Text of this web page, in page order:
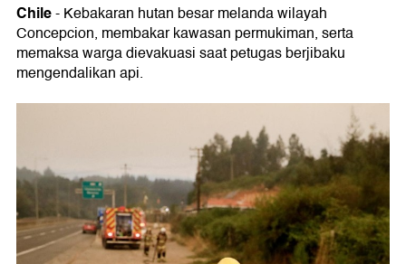
Chile- Kebakaran hutan besar melanda wilayah
Concepcion, membakar kawasan permukiman, serta
memaksa warga dievakuasi saat petugas berjibaku
mengendalikan api.